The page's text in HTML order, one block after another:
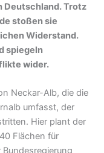
Deutschland. Trotz
stoßen sie
Widerstand.
spiegeln
wider.
Neckar-Alb, die die
umfasst, der
Hier plant der
Flächen für